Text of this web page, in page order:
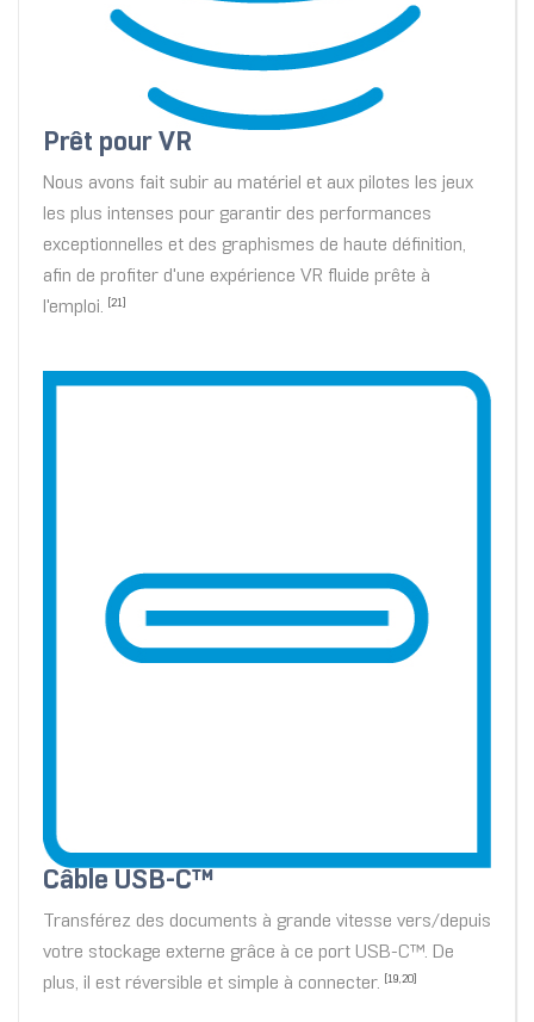
Prêt pour VR
Nous avons fait subir au matériel et aux pilotes les jeux
les plus intenses pour garantir des performances
exceptionnelles et des graphismes de haute définition,
afin de profiter d'une expérience VR fluide prête à
l'emploi.
[21]
Câble USB-C™
Transférez des documents à grande vitesse vers/depuis
votre stockage externe grâce à ce port USB-C™. De
plus, il est réversible et simple à connecter.
[19,20]